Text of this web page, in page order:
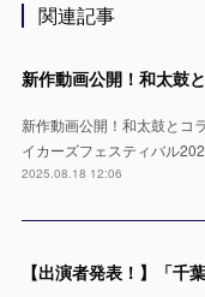
関連記事
新作動画公開！和太鼓とコ
イカーズフェスティバル
2025.08.18 12:06